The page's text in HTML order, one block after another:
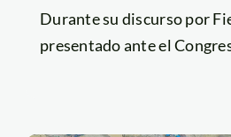
Durante su discurso por
presentado ante el